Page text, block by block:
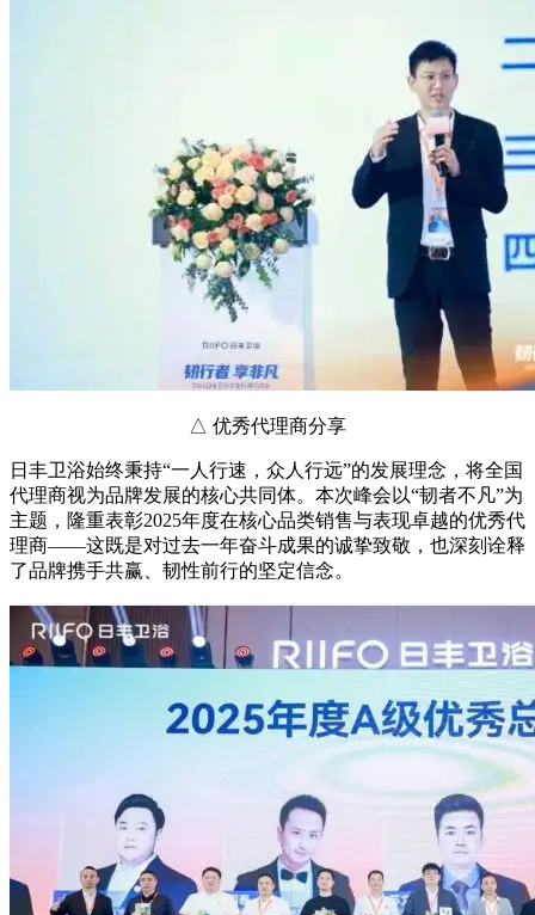
△ 优秀代理商分享
日丰卫浴始终秉持“一人行速，众人行远”的发展理念，将全国
代理商视为品牌发展的核心共同体。本次峰会以“韧者不凡”为
主题，隆重表彰2025年度在核心品类销售与表现卓越的优秀代
理商——这既是对过去一年奋斗成果的诚挚致敬，也深刻诠释
了品牌携手共赢、韧性前行的坚定信念。